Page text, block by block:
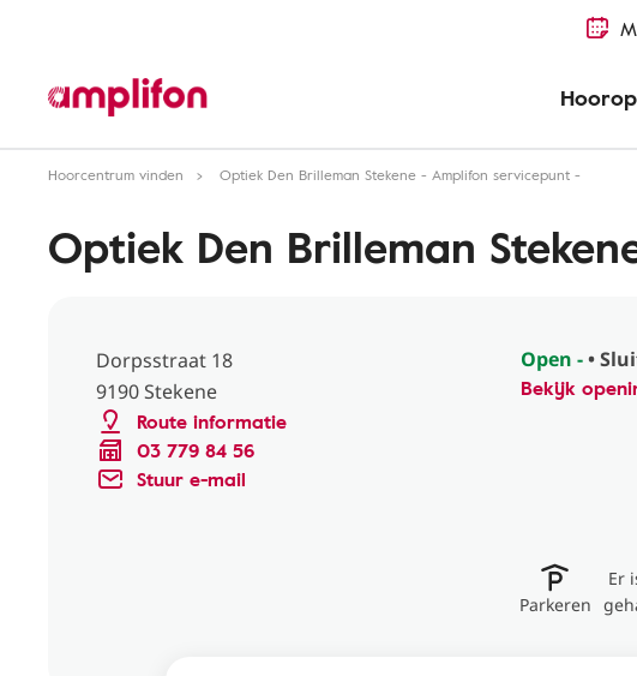
Hoorcentrum vinden Optiek Den Brilleman Stekene - Amplifon servicepunt -
Optiek Den Brilleman
Dorpsstraat 18
9190 Stekene
Route informatie
03 779 84 56
Stuur e-mail
Open -•
Bekijk
Parkeren
Er